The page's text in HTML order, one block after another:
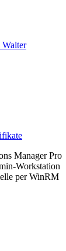
Walter
Manager Pro
Workstation
per WinRM